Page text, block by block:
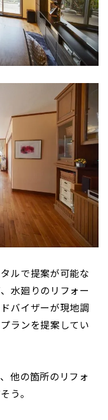
ルで提案が可能な
水廻りのリフォー
バイザーが現地調
ランを提案してい
他の箇所のリフォ
う。